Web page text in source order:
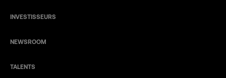
INVESTISSEURS
NEWSROOM
TALENTS